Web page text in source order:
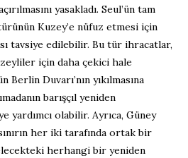
yasakladı. Seul’ün tam
Kuzey’e nüfuz etmesi için
tavsiye edilebilir. Bu tür ihracatlar,
için daha çekici hale
Duvarı’nın yıkılmasına
barışçıl yeniden
yardımcı olabilir. Ayrıca, Güney
her iki tarafında ortak bir
herhangi bir yeniden